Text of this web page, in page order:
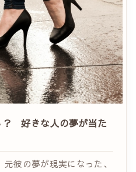
？ 好きな人の夢が当た
彼の夢が現実になった、